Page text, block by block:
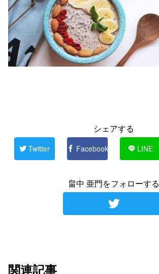
シェアする
Twitter Facebook LINE
畠中 亜門をフォローする
関連記事